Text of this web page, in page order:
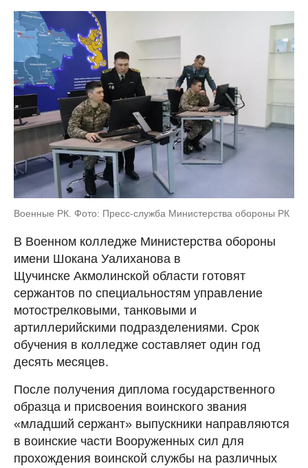
Военные РК. Фото: Пресс-служба Министерства обороны РК
В Военном колледже Министерства обороны
имени Шокана Уалиханова в
Щучинске Акмолинской области готовят
сержантов по специальностям управление
мотострелковыми, танковыми и
артиллерийскими подразделениями. Срок
обучения в колледже составляет один год
десять месяцев.
После получения диплома государственного
образца и присвоения воинского звания
«младший сержант» выпускники направляются
в воинские части Вооруженных сил для
прохождения воинской службы на различных